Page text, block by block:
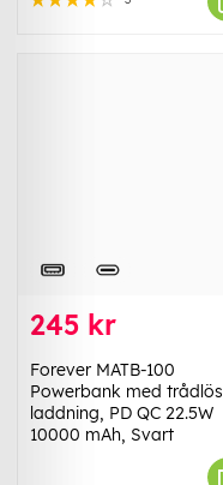
245 kr
Forever MATB-100
Powerbank med trådlös
laddning, PD QC 22.5W
10000 mAh, Svart